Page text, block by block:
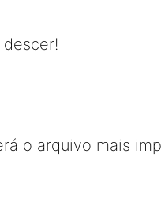
descer!
o arquivo mais